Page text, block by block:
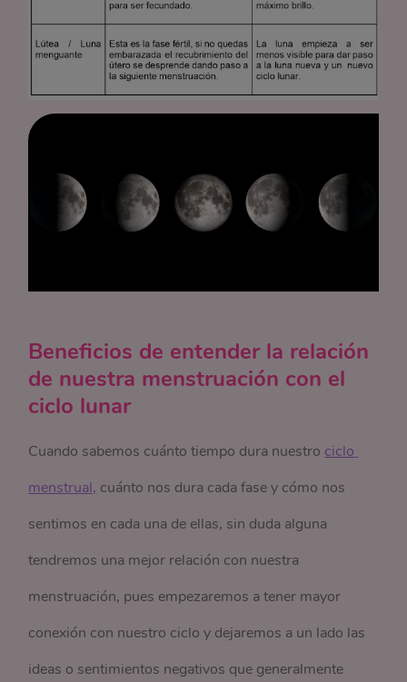
Beneficios de entender la relación
de nuestra menstruación con el
ciclo lunar
Cuando sabemos cuánto tiempo dura nuestro ciclo
menstrual, cuánto nos dura cada fase y cómo nos
sentimos en cada una de ellas, sin duda alguna
tendremos una mejor relación con nuestra
menstruación, pues empezaremos a tener mayor
conexión con nuestro ciclo y dejaremos a un lado las
ideas o sentimientos negativos que generalmente